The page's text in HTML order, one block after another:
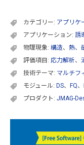
カテゴリー: アプリケ
アプリケーション: 誘
物理現象: 構造、 熱、
評価項目: 応力解析、
技術テーマ: マルチフ
モジュール: DS、 FQ、
プロダクト: JMAG-